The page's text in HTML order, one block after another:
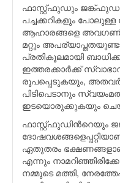
ഫാസ്റ്റ്ഫുഡും
പച്ചക്കറികളും
ആഹാരങ്ങളെ
മറ്റും
പ്രതികൂലമായി
ഇത്തരക്കാര്‍ക്ക്
രൂപപ്പെടുകയും,
പിടിപെടാനും
ഇടയൊരുക്കുകയും
ഫാസ്റ്റ്ഫുഡിന്‍റെയും
ഏതുതരം ഭക്ഷണങ്ങളാണ്
എന്നും
നമ്മുടെ മത്തി,